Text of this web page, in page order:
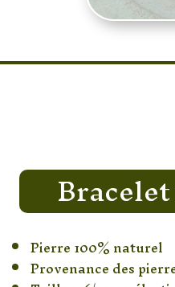
Pierre 100% naturel
Provenance des